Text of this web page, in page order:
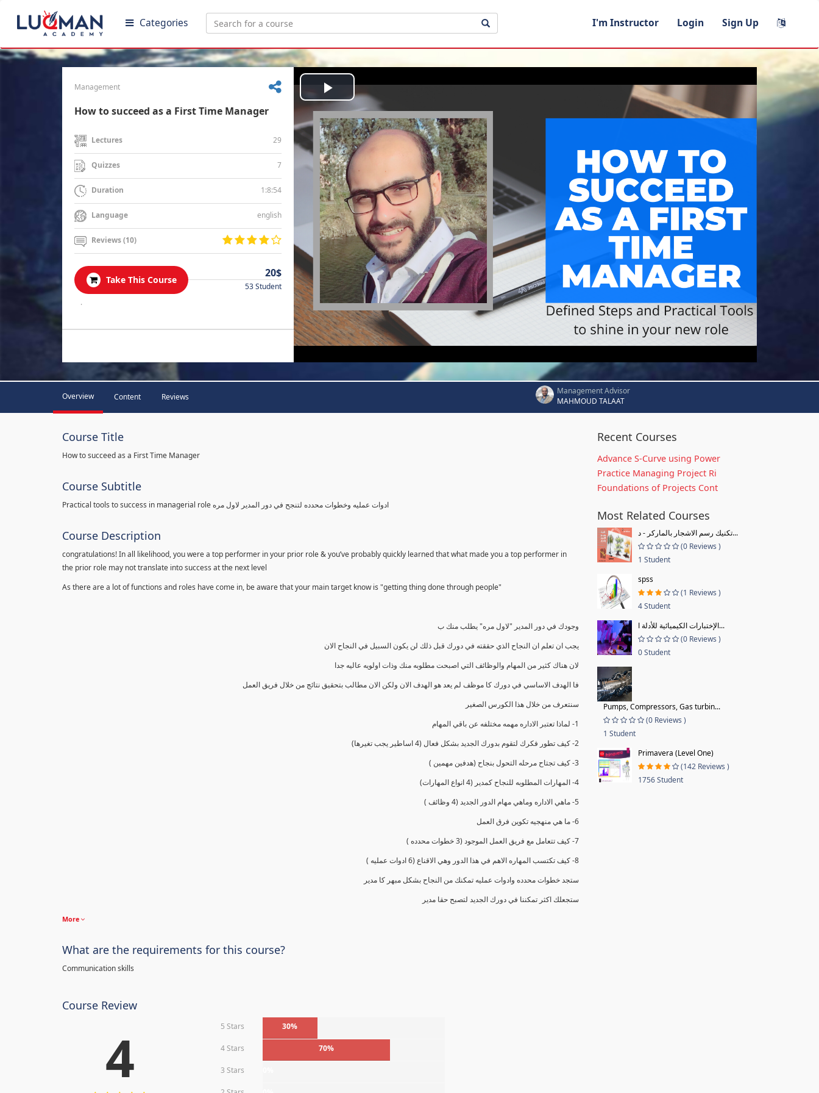
Categories I'm Instructor Login Sign Up
Management
How to succeed as a First Time Manager
Lectures 29
Quizzes 7
Duration 1:8:54
Language english
Reviews (10)
Take This Course
20$
53 Student
.
Play
Video
Overview Content Reviews
Management Advisor
MAHMOUD TALAAT
Course Title
How to succeed as a First Time Manager
Course Subtitle
Practical tools to success in managerial role ادوات عمليه وخطوات محدده لتنجح في دور المدير لاول مره
Course Description
congratulations! In all likelihood, you were a top performer in your prior role & you’ve probably quickly learned that what made you a top performer in
the prior role may not translate into success at the next level
As there are a lot of functions and roles have come in, be aware that your main target know is "getting thing done through people"
وجودك في دور المدير "لاول مره" يطلب منك ب
يجب ان تعلم ان النجاح الذي حققته في دورك قبل ذلك لن يكون السبيل في النجاح الان
لان هناك كثير من المهام والوظائف التي اصبحت مطلوبه منك وذات اولويه عاليه جدا
فا الهدف الاساسي في دورك كا موظف لم يعد هو الهدف الان ولكن الان مطالب بتحقيق نتائج من خلال فريق العمل
سنتعرف من خلال هذا الكورس الصغير
1- لماذا تعتبر الاداره مهمه مختلفه عن باقي المهام
2- كيف تطور فكرك لتقوم بدورك الجديد بشكل فعال (4 اساطير يجب تغيرها)
3- كيف تجتاح مرحله التحول بنجاح (هدفين مهمين )
4- المهارات المطلوبه للنجاح كمدير (4 انواع المهارات)
5- ماهي الاداره وماهي مهام الدور الجديد (4 وظائف )
6- ما هي منهجيه تكوين فرق العمل
7- كيف تتعامل مع فريق العمل الموجود (3 خطوات محدده )
8- كيف تكتسب المهاره الاهم في هذا الدور وهي الاقناع (6 ادوات عمليه )
ستجد خطوات محدده وادوات عمليه تمكنك من النجاح بشكل مبهر كا مدير
ستجعلك اكثر تمكننا في دورك الجديد لتصبح حقا مدير
More
What are the requirements for this course?
Communication skills
Course Review
4 5 Stars 30%
4 Stars 70%
3 Stars
Recent Courses
Advance S-Curve using Power
Practice Managing Project Ri
Foundations of Projects Cont
Most Related Courses
تكنيك رسم الاشجار بالماركر - د...
(0 Reviews )
1 Student
spss
(1 Reviews )
4 Student
الإختبارات الكيميائية للأدلة ا...
(0 Reviews )
0 Student
Pumps, Compressors, Gas turbin...
(0 Reviews )
1 Student
Primavera (Level One)
(142 Reviews )
1756 Student